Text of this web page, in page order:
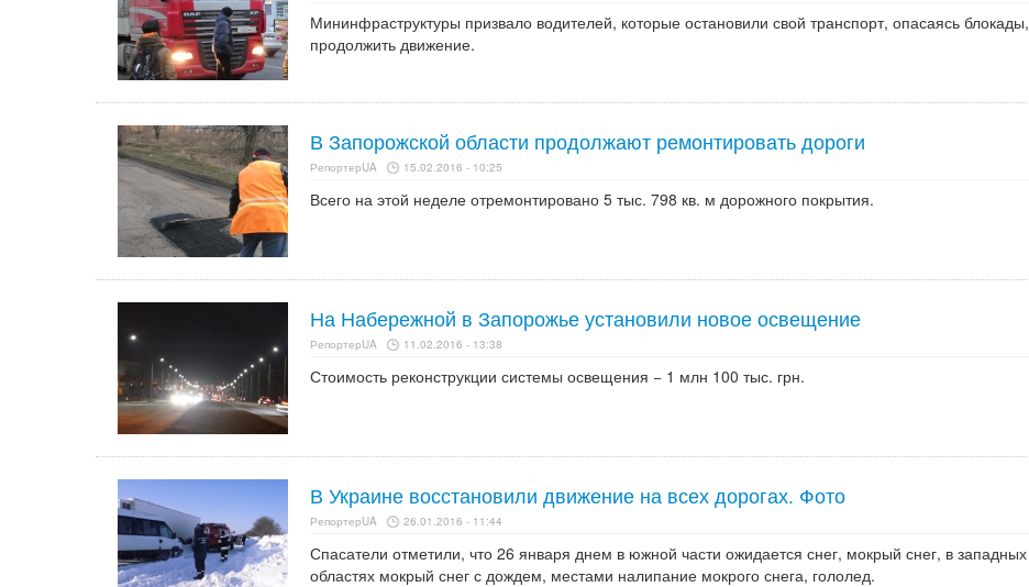
Мининфраструктуры призвало водителей, которые остановили свой транспорт, опасаясь блокады,
продолжить движение.
В Запорожской области продолжают ремонтировать дороги
РепортерUA 15.02.2016 - 10:25
Всего на этой неделе отремонтировано 5 тыс. 798 кв. м дорожного покрытия.
На Набережной в Запорожье установили новое освещение
РепортерUA 11.02.2016 - 13:38
Стоимость реконструкции системы освещения − 1 млн 100 тыс. грн.
В Украине восстановили движение на всех дорогах. Фото
РепортерUA 26.01.2016 - 11:44
Спасатели отметили, что 26 января днем ​​в южной части ожидается снег, мокрый снег, в западных
областях мокрый снег с дождем, местами налипание мокрого снега, гололед.